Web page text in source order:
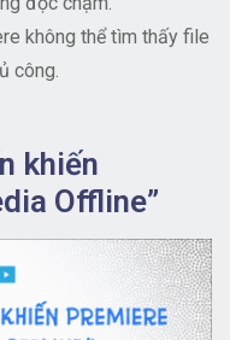
không thể tìm thấy file
công.
khiến
Offline”